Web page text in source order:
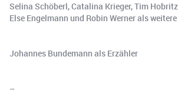
Selina Schöberl, Catalina Krieger, Tim
Else Engelmann und Robin Werner als
Johannes Bundemann als Erzähler
–